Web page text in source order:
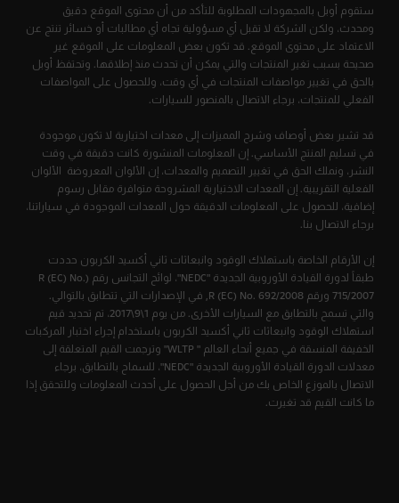
ستقوم أوبل بالمجهودات المطلوبة للتأكد من أن محتوى الموقع دقيق
ومحدث، ولكن الشركة لا تقبل أي مسؤولية تجاه أي مطالبات أو خسائر تنتج عن
الاعتماد على محتوى الموقع. قد تكون بعض المعلومات على الموقع غير
صحيحة بسبب تغير المنتجات والتي يمكن أن تحدث منذ إطلاقها. وتحتفظ أوبل
بالحق في تغيير مواصفات المنتجات في أي وقت، وللحصول على المواصفات
الفعلي للمنتجات، برجاء الاتصال بالمنصور للسيارات.
قد تشير بعض أوصاف وشرح المميزات إلى معدات اختيارية لا تكون موجودة
في تسليم المنتج الأساسي. إن المعلومات المنشورة كانت دقيقة في وقت
النشر، ونملك الحق في تغيير التصميم والمعدات، إن الألوان المعروضة الألوان
الفعلية التقريبية. إن المعدات الاختيارية المشروحة متوافرة مقابل رسوم
إضافية، للحصول على المعلومات الدقيقة حول المعدات الموجودة في سياراتنا،
برجاء الاتصال بنا.
إن الأرقام الخاصة باستهلاك الوقود وانبعاثات ثاني أكسيد الكربون حددت
طبقاً لدورة القيادة الأوروبية الجديدة "NEDC"، لوائح التجانس رقم (R (EC) No.
715/2007 ورقم R (EC) No. 692/2008, في الإصدارات التي تتطابق بالتوالي.
والتي تسمح بالتطابق مع السيارات الأخرى. من يوم 1\9\2017، تم تحديد قيم
استهلاك الوقود وانبعاثات ثاني أكسيد الكربون باستخدام إجراء اختبار المركبات
الخفيفة المنسقة في جميع أنحاء العالم " WLTP" وترجمت القيم المتعلقة إلى
معدلات الدورة القيادة الأوروبية الجديدة "NEDC"، للسماح بالتطابق، برجاء
الاتصال بالموزع الخاص بك من أجل الحصول على أحدث المعلومات وللتحقق إذا
ما كانت القيم قد تغيرت.